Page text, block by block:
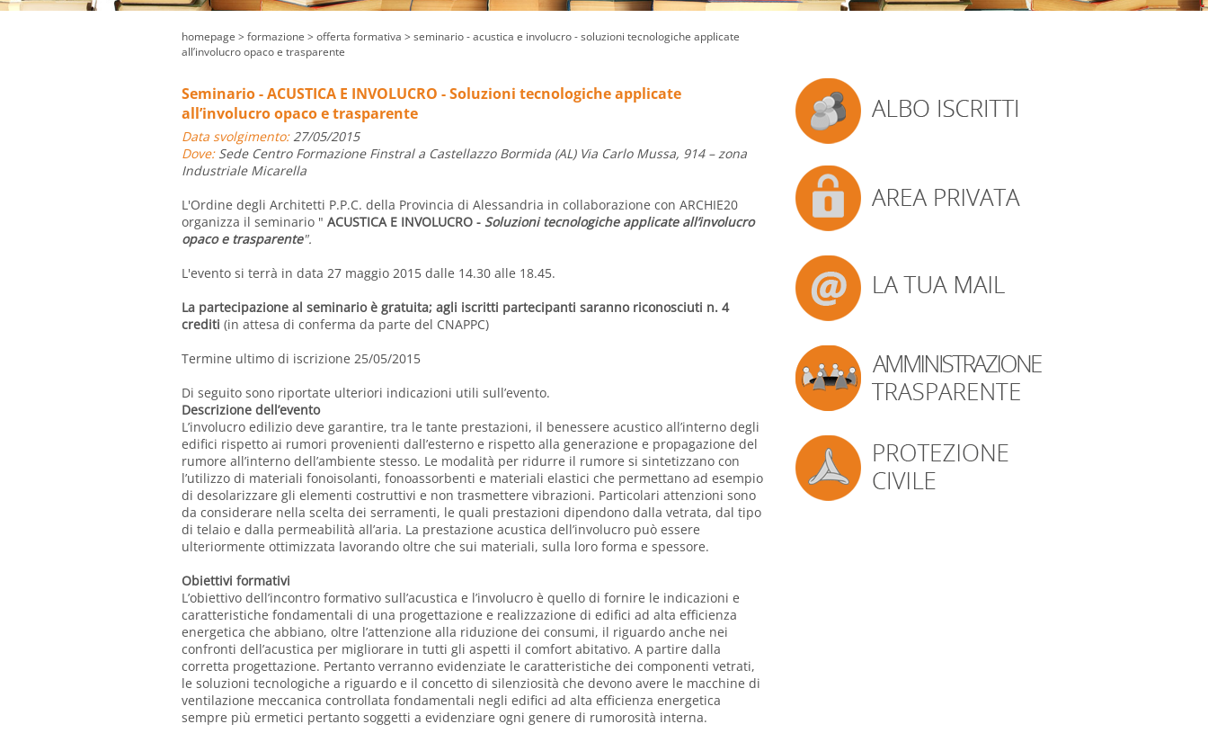
homepage > formazione > offerta formativa > seminario - acustica e involucro - soluzioni tecnologiche applicate
all’involucro opaco e trasparente
Seminario - ACUSTICA E INVOLUCRO - Soluzioni tecnologiche applicate
all’involucro opaco e trasparente
Data svolgimento:27/05/2015
Dove:Sede Centro Formazione Finstral a Castellazzo Bormida (AL) Via Carlo Mussa, 914 – zona
Industriale Micarella
L'Ordine degli Architetti P.P.C. della Provincia di Alessandria in collaborazione con ARCHIE20
organizza il seminario " ACUSTICA E INVOLUCRO - Soluzioni tecnologiche applicate all’involucro
opaco e trasparente".
L'evento si terrà in data 27 maggio 2015 dalle 14.30 alle 18.45.
La partecipazione al seminario è gratuita; agli iscritti partecipanti saranno riconosciuti n. 4
crediti (in attesa di conferma da parte del CNAPPC)
Termine ultimo di iscrizione 25/05/2015
Di seguito sono riportate ulteriori indicazioni utili sull’evento.
Descrizione dell’evento
L’involucro edilizio deve garantire, tra le tante prestazioni, il benessere acustico all’interno degli
edifici rispetto ai rumori provenienti dall’esterno e rispetto alla generazione e propagazione del
rumore all’interno dell’ambiente stesso. Le modalità per ridurre il rumore si sintetizzano con
l’utilizzo di materiali fonoisolanti, fonoassorbenti e materiali elastici che permettano ad esempio
di desolarizzare gli elementi costruttivi e non trasmettere vibrazioni. Particolari attenzioni sono
da considerare nella scelta dei serramenti, le quali prestazioni dipendono dalla vetrata, dal tipo
di telaio e dalla permeabilità all’aria. La prestazione acustica dell’involucro può essere
ulteriormente ottimizzata lavorando oltre che sui materiali, sulla loro forma e spessore.
Obiettivi formativi
L’obiettivo dell’incontro formativo sull’acustica e l’involucro è quello di fornire le indicazioni e
caratteristiche fondamentali di una progettazione e realizzazione di edifici ad alta efficienza
energetica che abbiano, oltre l’attenzione alla riduzione dei consumi, il riguardo anche nei
confronti dell’acustica per migliorare in tutti gli aspetti il comfort abitativo. A partire dalla
corretta progettazione. Pertanto verranno evidenziate le caratteristiche dei componenti vetrati,
le soluzioni tecnologiche a riguardo e il concetto di silenziosità che devono avere le macchine di
ventilazione meccanica controllata fondamentali negli edifici ad alta efficienza energetica
sempre più ermetici pertanto soggetti a evidenziare ogni genere di rumorosità interna.